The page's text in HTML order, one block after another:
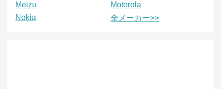
Meizu
Motorola
Nokia
全メーカー>>